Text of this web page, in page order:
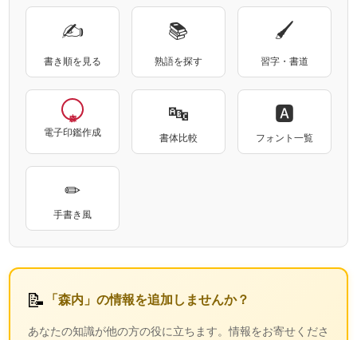
✍
書き順を見る
📚
熟語を探す
🖌
習字・書道
電子印鑑作成
🔤
書体比較
🅰
フォント一覧
✏
手書き風
📝 「森内」の情報を追加しませんか？
あなたの知識が他の方の役に立ちます。情報をお寄せくださ